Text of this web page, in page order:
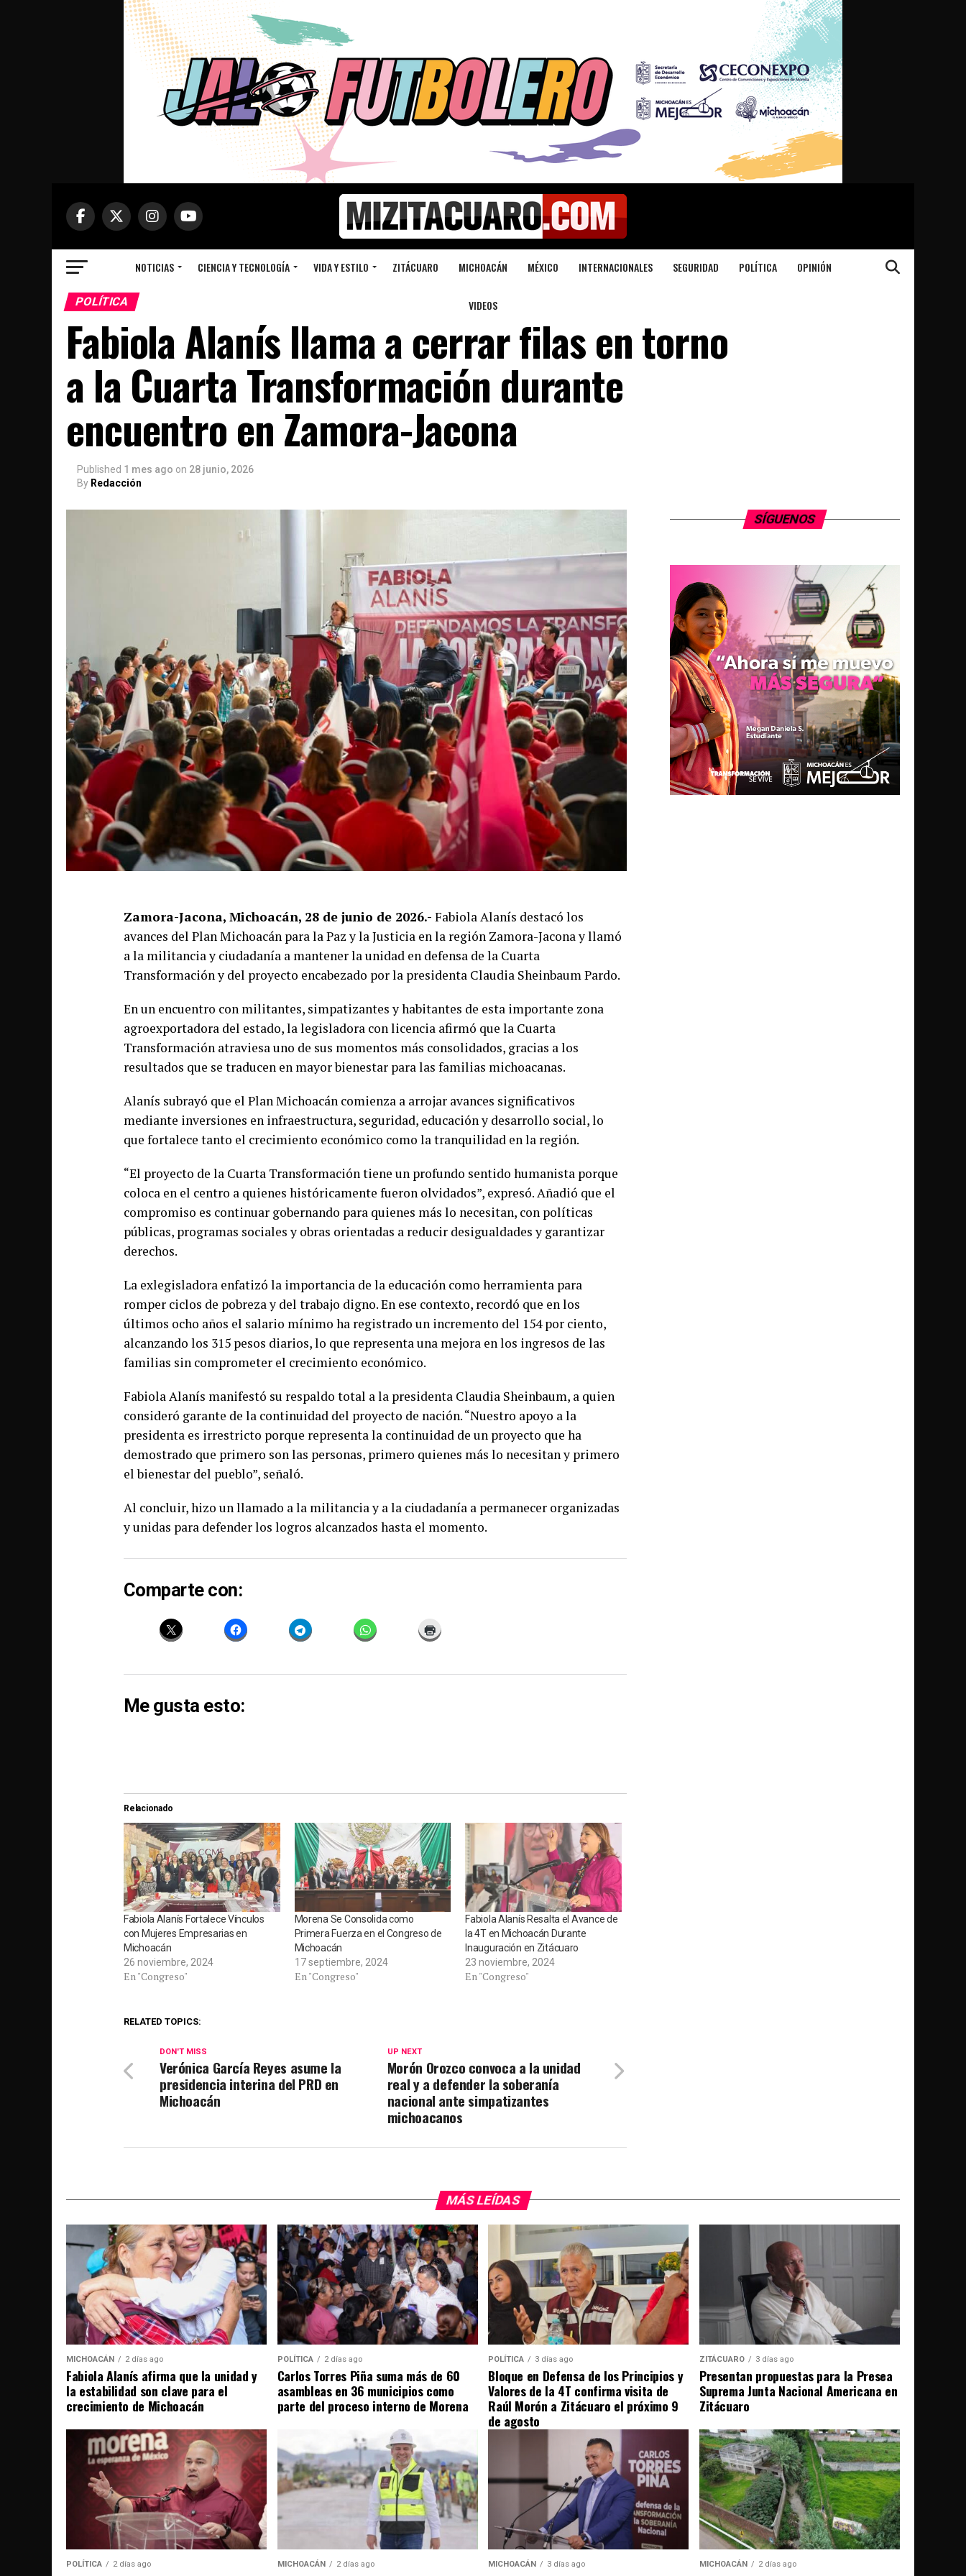
NOTICIAS CIENCIA Y TECNOLOGÍA VIDA Y ESTILO ZITÁCUARO MICHOACÁN MÉXICO INTERNACIONALES SEGURIDAD POLÍTICA OPINIÓN
VIDEOS
POLÍTICA
Fabiola Alanís llama a cerrar filas en torno
a la Cuarta Transformación durante
encuentro en Zamora-Jacona
Published 1 mes ago on 28 junio, 2026
By Redacción
Zamora-Jacona, Michoacán, 28 de junio de 2026.- Fabiola Alanís destacó los
avances del Plan Michoacán para la Paz y la Justicia en la región Zamora-Jacona y llamó
a la militancia y ciudadanía a mantener la unidad en defensa de la Cuarta
Transformación y del proyecto encabezado por la presidenta Claudia Sheinbaum Pardo.
En un encuentro con militantes, simpatizantes y habitantes de esta importante zona
agroexportadora del estado, la legisladora con licencia afirmó que la Cuarta
Transformación atraviesa uno de sus momentos más consolidados, gracias a los
resultados que se traducen en mayor bienestar para las familias michoacanas.
Alanís subrayó que el Plan Michoacán comienza a arrojar avances significativos
mediante inversiones en infraestructura, seguridad, educación y desarrollo social, lo
que fortalece tanto el crecimiento económico como la tranquilidad en la región.
“El proyecto de la Cuarta Transformación tiene un profundo sentido humanista porque
coloca en el centro a quienes históricamente fueron olvidados”, expresó. Añadió que el
compromiso es continuar gobernando para quienes más lo necesitan, con políticas
públicas, programas sociales y obras orientadas a reducir desigualdades y garantizar
derechos.
La exlegisladora enfatizó la importancia de la educación como herramienta para
romper ciclos de pobreza y del trabajo digno. En ese contexto, recordó que en los
últimos ocho años el salario mínimo ha registrado un incremento del 154 por ciento,
alcanzando los 315 pesos diarios, lo que representa una mejora en los ingresos de las
familias sin comprometer el crecimiento económico.
Fabiola Alanís manifestó su respaldo total a la presidenta Claudia Sheinbaum, a quien
consideró garante de la continuidad del proyecto de nación. “Nuestro apoyo a la
presidenta es irrestricto porque representa la continuidad de un proyecto que ha
demostrado que primero son las personas, primero quienes más lo necesitan y primero
el bienestar del pueblo”, señaló.
Al concluir, hizo un llamado a la militancia y a la ciudadanía a permanecer organizadas
y unidas para defender los logros alcanzados hasta el momento.
Comparte con:
Me gusta esto:
Relacionado
Fabiola Alanís Fortalece Vínculos
con Mujeres Empresarias en
Michoacán
26 noviembre, 2024
En "Congreso"
Morena Se Consolida como
Primera Fuerza en el Congreso de
Michoacán
17 septiembre, 2024
En "Congreso"
Fabiola Alanís Resalta el Avance de
la 4T en Michoacán Durante
Inauguración en Zitácuaro
23 noviembre, 2024
En "Congreso"
RELATED TOPICS:
UP NEXT
Morón Orozco convoca a la unidad
real y a defender la soberanía
nacional ante simpatizantes
michoacanos
DON'T MISS
Verónica García Reyes asume la
presidencia interina del PRD en
Michoacán
SÍGUENOS
MÁS LEÍDAS
MICHOACÁN 2 días ago
Fabiola Alanís afirma que la unidad y
la estabilidad son clave para el
crecimiento de Michoacán
POLÍTICA 2 días ago
Carlos Torres Piña suma más de 60
asambleas en 36 municipios como
parte del proceso interno de Morena
POLÍTICA 3 días ago
Bloque en Defensa de los Principios y
Valores de la 4T confirma visita de
Raúl Morón a Zitácuaro el próximo 9
de agosto
ZITÁCUARO 3 días ago
Presentan propuestas para la Presea
Suprema Junta Nacional Americana en
Zitácuaro
POLÍTICA 2 días ago MICHOACÁN 2 días ago MICHOACÁN 3 días ago MICHOACÁN 2 días ago